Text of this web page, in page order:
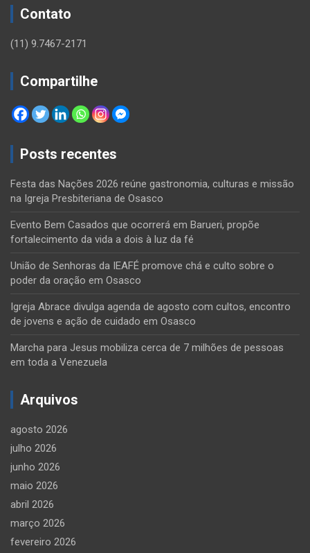
Contato
(11) 9.7467-2171
Compartilhe
Posts recentes
Festa das Nações 2026 reúne gastronomia, culturas e missão
na Igreja Presbiteriana de Osasco
Evento Bem Casados que ocorrerá em Barueri, propõe
fortalecimento da vida a dois à luz da fé
União de Senhoras da IEAFÉ promove chá e culto sobre o
poder da oração em Osasco
Igreja Abrace divulga agenda de agosto com cultos, encontro
de jovens e ação de cuidado em Osasco
Marcha para Jesus mobiliza cerca de 7 milhões de pessoas
em toda a Venezuela
Arquivos
agosto 2026
julho 2026
junho 2026
maio 2026
abril 2026
março 2026
fevereiro 2026